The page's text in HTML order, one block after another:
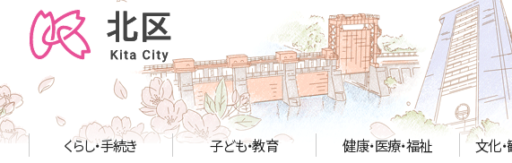
くらし・手続き 子ども・教育 健康・医療・福祉 文化